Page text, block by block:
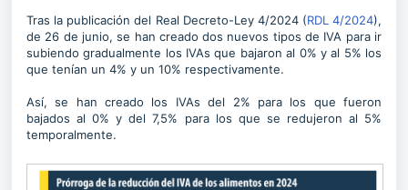
Tras la publicación del Real Decreto-Ley 4/2024 (RDL 4/2024),
de 26 de junio, se han creado dos nuevos tipos de IVA para ir
subiendo gradualmente los IVAs que bajaron al 0% y al 5% los
que tenían un 4% y un 10% respectivamente.
Así, se han creado los IVAs del 2% para los que fueron
bajados al 0% y del 7,5% para los que se redujeron al 5%
temporalmente.